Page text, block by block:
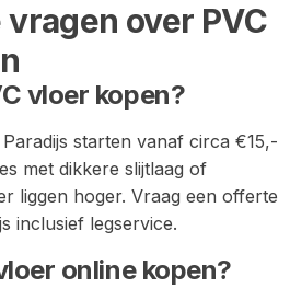
over PVC
vloer kopen?
starten vanaf circa €15,-
met dikkere slijtlaag of
liggen hoger. Vraag een offerte
inclusief legservice.
online kopen?